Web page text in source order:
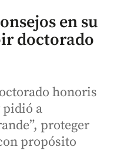
en su
doctorado
honoris
pidió a
proteger
propósito